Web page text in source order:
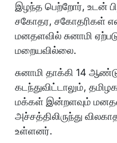
இழந்த பெற்றோர், உடன்
சகோதர, சகோதரிகள்
மனதளவில் சுனாமி
மறையவில்லை.
சுனாமி தாக்கி 14
கடந்துவிட்டாலும்,
மக்கள் இன்றளவும்
அச்சத்திலிருந்து
உள்ளனர்.